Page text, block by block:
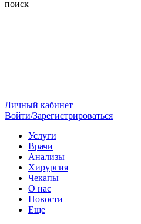
поиск
Личный кабинет
Войти/Зарегистрироваться
Услуги
Врачи
Анализы
Хирургия
Чекапы
О нас
Новости
Еще